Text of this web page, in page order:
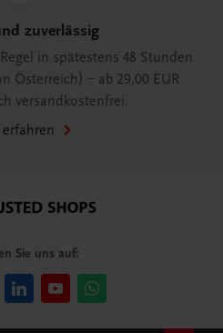
zuverlässig
in spätestens 48 Stunden
Österreich) – ab 29,00 EUR
versandkostenfrei.
Sie uns auf: